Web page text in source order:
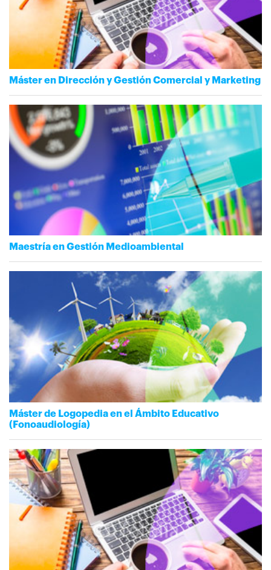
Máster en Dirección y Gestión Comercial y Marketing
Maestría en Gestión Medioambiental
Máster de Logopedia en el Ámbito Educativo
(Fonoaudiología)